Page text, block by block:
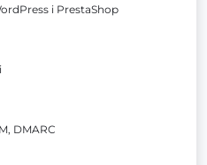
i PrestaShop
DMARC